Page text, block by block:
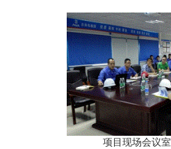
项目现场会议室